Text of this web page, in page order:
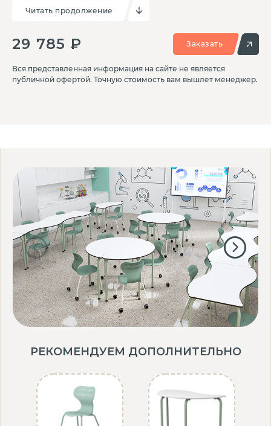
использовать пространство класса с разным назначением.
Эргономичный дизайн и прочная конструкция обеспечивают
высоте и позволяет адаптироваться под нужную группу роста
Читать продолжение
29 785 ₽ Заказать
Вся представленная информация на сайте не является
публичной офертой. Точную стоимость вам вышлет менеджер.
РЕКОМЕНДУЕМ ДОПОЛНИТЕЛЬНО